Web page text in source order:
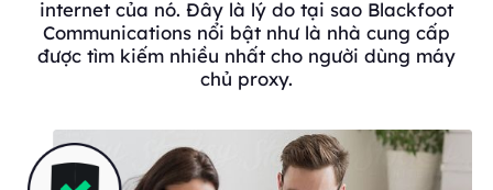
internet của nó. Đây là lý do tại sao Blackfoot
Communications nổi bật như là nhà cung cấp
được tìm kiếm nhiều nhất cho người dùng máy
chủ proxy.